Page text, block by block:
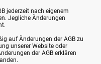
jederzeit nach eigenem
Jegliche Änderungen
auf Änderungen der AGB zu
unserer Website oder
der AGB erklären